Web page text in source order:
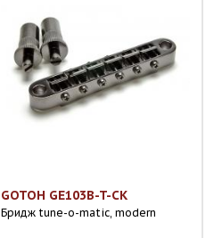
GOTOH GE103B-T-CK
Бридж tune-o-matic, modern